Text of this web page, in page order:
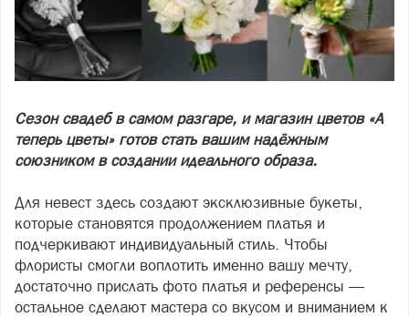
Сезон свадеб в самом разгаре, и магазин цветов «А
теперь цветы» готов стать вашим надёжным
союзником в создании идеального образа.
Для невест здесь создают эксклюзивные букеты,
которые становятся продолжением платья и
подчеркивают индивидуальный стиль. Чтобы
флористы смогли воплотить именно вашу мечту,
достаточно прислать фото платья и референсы —
остальное сделают мастера со вкусом и вниманием к